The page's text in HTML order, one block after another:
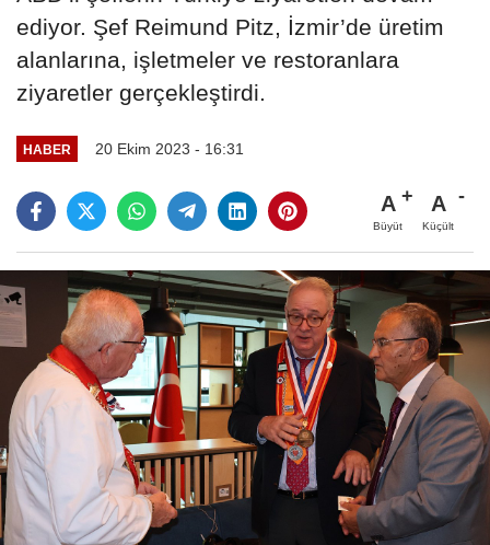
ediyor. Şef Reimund Pitz, İzmir’de üretim
alanlarına, işletmeler ve restoranlara
ziyaretler gerçekleştirdi.
HABER 20 Ekim 2023 - 16:31
A
Büyüt
A
Küçült